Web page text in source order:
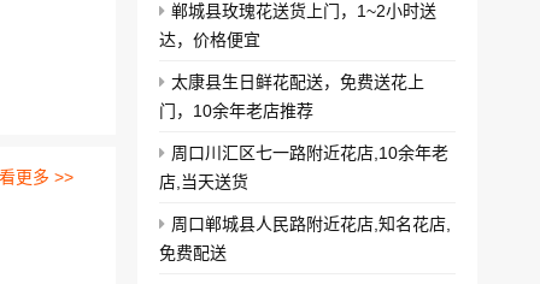
更多 >>
郸城县玫瑰花送货上门，1~2小时送
达，价格便宜
太康县生日鲜花配送，免费送花上
门，10余年老店推荐
周口川汇区七一路附近花店,10余年老
店,当天送货
周口郸城县人民路附近花店,知名花店,
免费配送